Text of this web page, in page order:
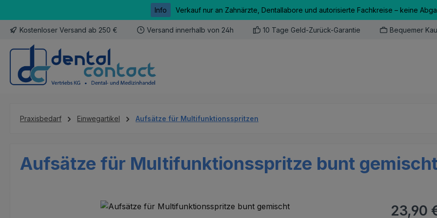
Info Verkauf nur an Zahnärzte, Dentallabore und autorisierte Fachkreise – keine
Kostenloser Versand ab 250 € Versand innerhalb von 24h 10 Tage Geld-Zurück-Garantie Bequemer
Praxisbedarf Einwegartikel Aufsätze für Multifunktionsspritzen
Aufsätze für Multifunktionsspritze bunt
Bildergalerie überspringen Regulärer
23,90